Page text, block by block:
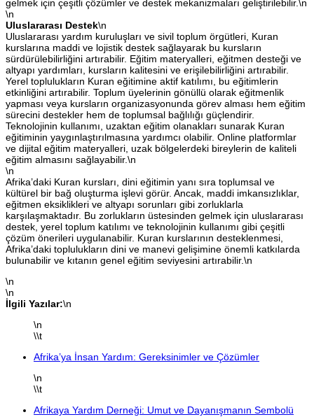
gelmek için çeşitli çözümler ve destek mekanizmaları geliştirilebilir.\n
\n
Uluslararası Destek\n
Uluslararası yardım kuruluşları ve sivil toplum örgütleri, Kuran
kurslarına maddi ve lojistik destek sağlayarak bu kursların
sürdürülebilirliğini artırabilir. Eğitim materyalleri, eğitmen desteği ve
altyapı yardımları, kursların kalitesini ve erişilebilirliğini artırabilir.
Yerel toplulukların Kuran eğitimine aktif katılımı, bu eğitimlerin
etkinliğini artırabilir. Toplum üyelerinin gönüllü olarak eğitmenlik
yapması veya kursların organizasyonunda görev alması hem eğitim
sürecini destekler hem de toplumsal bağlılığı güçlendirir.
Teknolojinin kullanımı, uzaktan eğitim olanakları sunarak Kuran
eğitiminin yaygınlaştırılmasına yardımcı olabilir. Online platformlar
ve dijital eğitim materyalleri, uzak bölgelerdeki bireylerin de kaliteli
eğitim almasını sağlayabilir.\n
\n
Afrika’daki Kuran kursları, dini eğitimin yanı sıra toplumsal ve
kültürel bir bağ oluşturma işlevi görür. Ancak, maddi imkansızlıklar,
eğitmen eksiklikleri ve altyapı sorunları gibi zorluklarla
karşılaşmaktadır. Bu zorlukların üstesinden gelmek için uluslararası
destek, yerel toplum katılımı ve teknolojinin kullanımı gibi çeşitli
çözüm önerileri uygulanabilir. Kuran kurslarının desteklenmesi,
Afrika’daki toplulukların dini ve manevi gelişimine önemli katkılarda
bulunabilir ve kıtanın genel eğitim seviyesini artırabilir.\n
\n
\n
İlgili Yazılar:\n
\n
\\t
Afrika’ya İnsan Yardım: Gereksinimler ve Çözümler
\n
\\t
Afrikaya Yardım Derneği: Umut ve Dayanışmanın Sembolü